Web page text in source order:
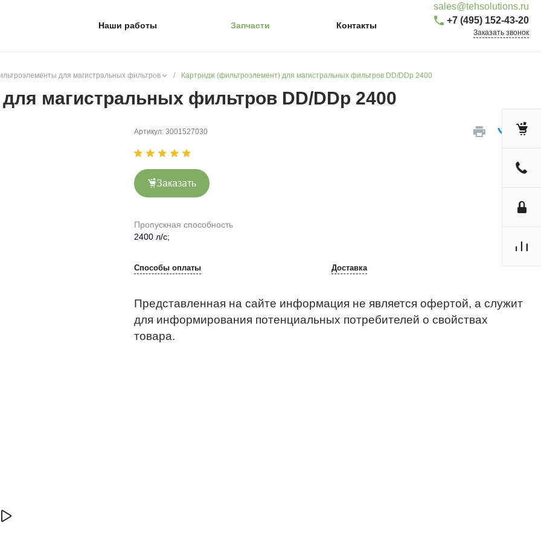
Наши работы Запчасти Контакты
sales@tehsolutions.ru
+7 (495) 152-43-20
Заказать звонок
для магистральных фильтров / Картридж (фильтроэлемент) для магистральных фильтров DD/DDp 2400
магистральных фильтров DD/DDp 2400
Артикул: 3001527030
Заказать
Пропускная способность
2400 л/с;
Способы оплаты Доставка
Представленная на сайте информация не является офертой, а служит
для информирования потенциальных потребителей о свойствах
товара.